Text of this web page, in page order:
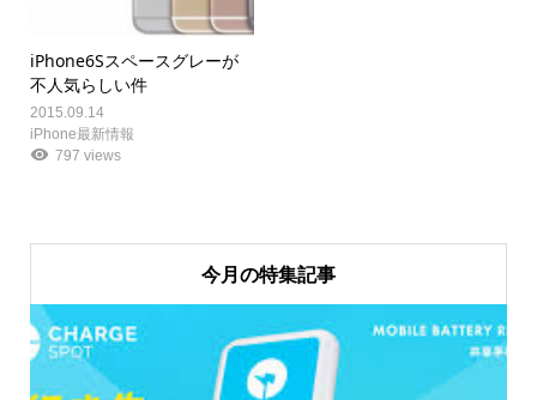
iPhone6Sスペースグレーが
不人気らしい件
2015.09.14
iPhone最新情報
797 views
今月の特集記事